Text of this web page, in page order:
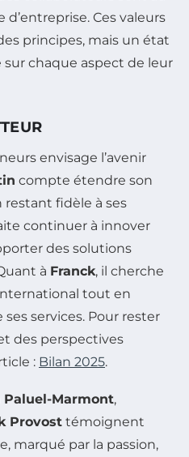
Ces valeurs
principes, mais un état
sur chaque aspect de leur
envisage l’avenir
compte étendre son
fidèle à ses
continuer à innover
des solutions
à Franck, il cherche
tout en
services. Pour rester
des perspectives
: Bilan 2025.
Paluel-Marmont,
Provost témoignent
marqué par la passion,